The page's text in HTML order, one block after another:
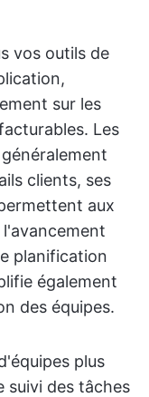
vos outils de
sur les
Les
clients, ses
aux
planification
également
des équipes.
plus
suivi des tâches